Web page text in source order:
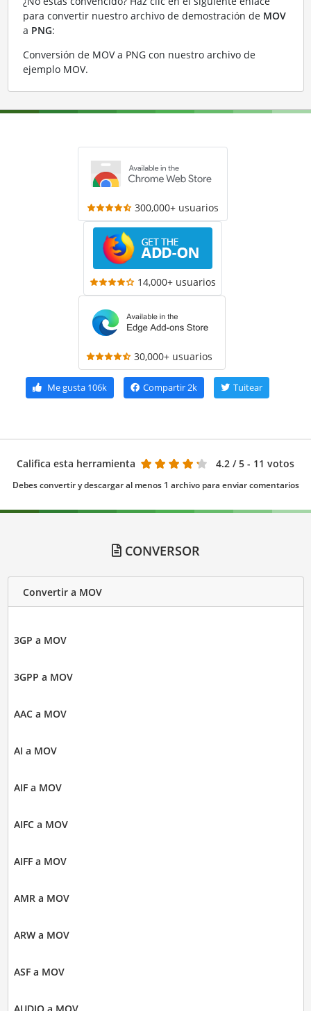
para convertir nuestro archivo de demostración de MOV
a PNG:
Conversión de MOV a PNG con nuestro archivo de
ejemplo MOV.
300,000+ usuarios
14,000+ usuarios
30,000+ usuarios
Me gusta106k Compartir2k Tuitear
Califica esta herramienta 4.2 / 5 - 11 votos
Debes convertir y descargar al menos 1 archivo para enviar comentarios
CONVERSOR
Convertir a MOV
3GP a MOV
3GPP a MOV
AAC a MOV
AI a MOV
AIF a MOV
AIFC a MOV
AIFF a MOV
AMR a MOV
ARW a MOV
ASF a MOV